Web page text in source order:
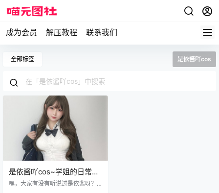
成为会员 解压教程 联系我们
全部标签 是依酱吖cos
是依酱吖cos~学姐的日常
cosplay写真图片欣赏
嘿，大家有没有听说过是依酱呀？